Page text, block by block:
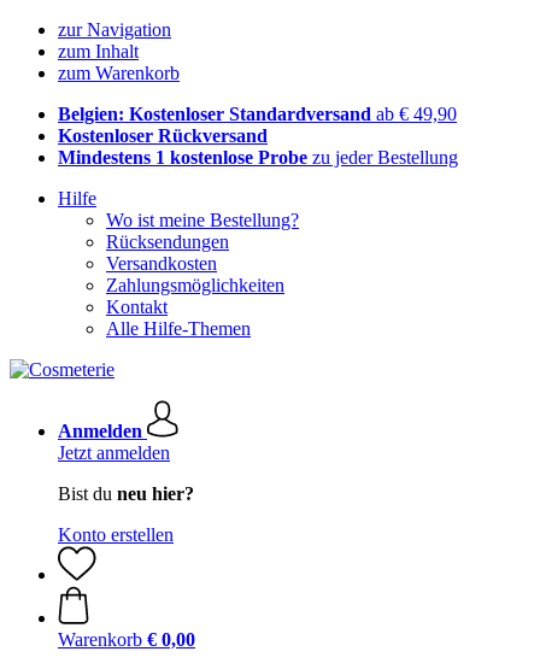
zur Navigation
zum Inhalt
zum Warenkorb
Belgien: Kostenloser Standardversand ab € 49,90
Kostenloser Rückversand
Mindestens 1 kostenlose Probe zu jeder Bestellung
Hilfe
Wo ist meine Bestellung?
Rücksendungen
Versandkosten
Zahlungsmöglichkeiten
Kontakt
Alle Hilfe-Themen
Anmelden
Jetzt anmelden
Bist du neu hier?
Konto erstellen
Warenkorb € 0,00